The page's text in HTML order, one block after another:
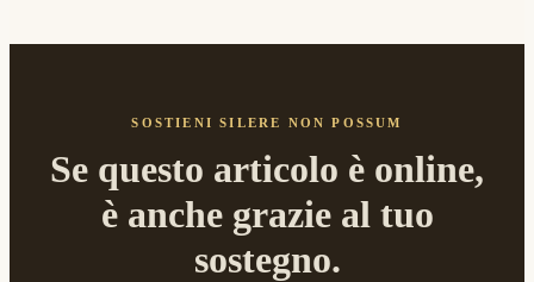
SOSTIENI SILERE NON POSSUM
Se questo articolo è online,
è anche grazie al tuo
sostegno.